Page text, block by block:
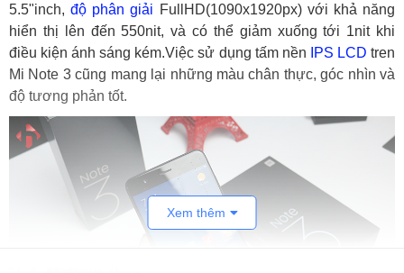
5.5"inch,độ phân giải FullHD(1090x1920px) với khả năng
hiển thị lên đến 550nit, và có thể giảm xuống tới 1nit khi
điều kiện ánh sáng kém.Việc sử dụng tấm nền
IPS LCD tren
Mi Note 3 cũng mang lại những màu chân thực, góc nhìn và
độ tương phản tốt.
Xem thêm